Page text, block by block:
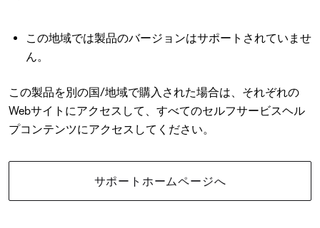
この地域では製品のバージョンはサポートされていませ
ん。
この製品を別の国/地域で購入された場合は、それぞれの
Webサイトにアクセスして、すべてのセルフサービスヘル
プコンテンツにアクセスしてください。
サポートホームページへ